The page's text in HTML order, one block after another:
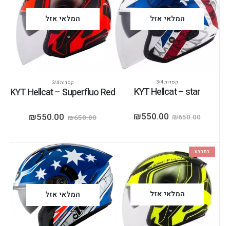
המלאי אזל
קסדות 3/4
KYT Hellcat – star
₪650.00
₪550.00
המלאי אזל
קסדות 3/4
KYT Hellcat – Superfluo Red
₪650.00
₪550.00
במבצע
המלאי אזל המלאי אזל